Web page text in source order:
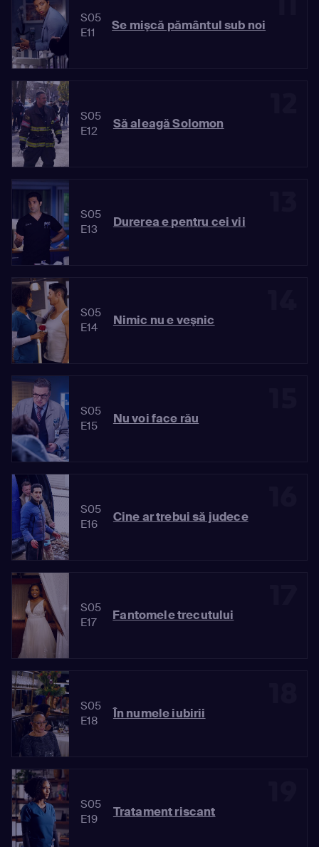
S05
E11
Se mişcă pământul sub noi
S05
E12
Să aleagă Solomon
S05
E13
Durerea e pentru cei vii
S05
E14
Nimic nu e veşnic
S05
E15
Nu voi face rău
S05
E16
Cine ar trebui să judece
S05
E17
Fantomele trecutului
S05
E18
În numele iubirii
S05
E19
Tratament riscant